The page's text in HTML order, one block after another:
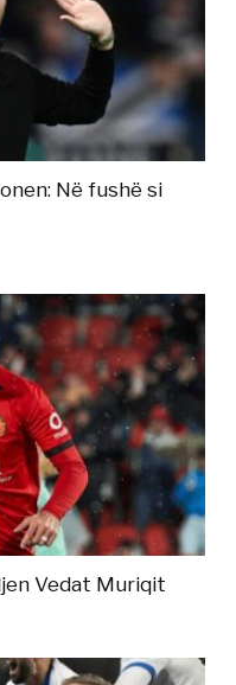
Në fushë si
Vedat Muriqit